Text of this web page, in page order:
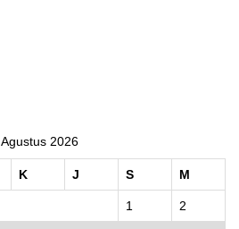
Agustus 2026
K J S M
1 2